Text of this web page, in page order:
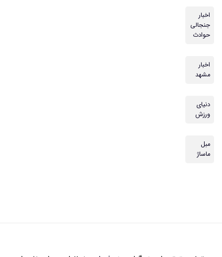
اخبار
جنجالی
حوادث
اخبار
مشهد
دنیای
ورزش
مبل
ماساژ